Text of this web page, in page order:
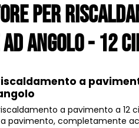
per
angolo - 12
a
a pavimento a 12
pavimento, completamente